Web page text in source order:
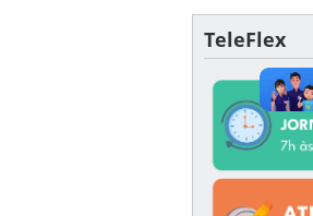
TeleFlex